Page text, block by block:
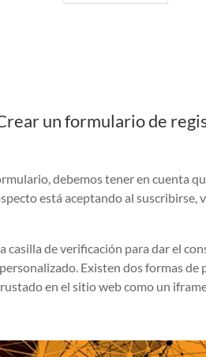
un formulario de
debemos tener en cuenta
está aceptando al
casilla de verificación para dar el
Existen dos formas
en el sitio web como un